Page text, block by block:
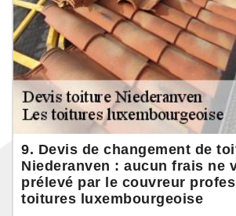
9. Devis de changement de
Niederanven : aucun frais ne
prélevé par le couvreur
toitures luxembourgeoise